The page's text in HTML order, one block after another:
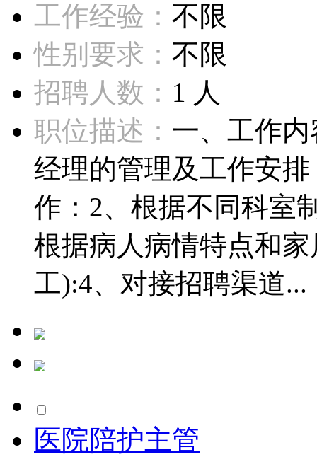
工作经验： 不限
性别要求： 不限
招聘人数： 1 人
职位描述： 一、工作
经理的管理及工作安
作：2、根据不同科室
根据病人病情特点和
工):4、对接招聘渠道...
医院陪护主管